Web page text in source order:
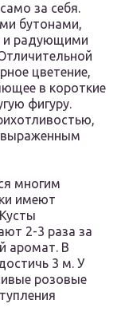
за себя.
бутонами,
и радующими
цветение,
в короткие
фигуру.
выраженным
многим
имеют
2-3 раза за
аромат. В
3 м. У
розовые